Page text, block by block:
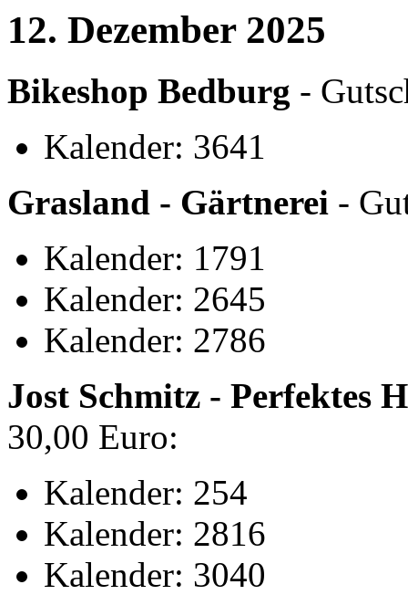
12. Dezember 2025
Bikeshop Bedburg -
Kalender: 3641
Grasland - Gärtnerei -
Kalender: 1791
Kalender: 2645
Kalender: 2786
Jost Schmitz - Perfektes
30,00 Euro:
Kalender: 254
Kalender: 2816
Kalender: 3040